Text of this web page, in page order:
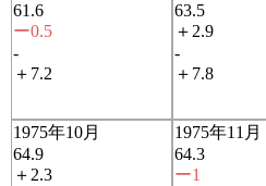
61.6
ー0.5
-
＋7.2
63.5
＋2.9
-
＋7.8
1975年10月
64.9
＋2.3
1975年11月
64.3
ー1